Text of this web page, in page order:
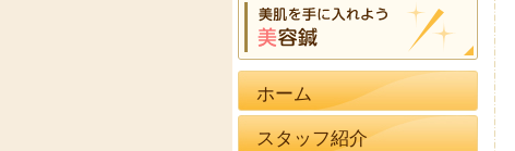
ホーム
スタッフ紹介